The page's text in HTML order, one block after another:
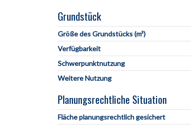
Grundstück
Größe des Grundstücks (m²)
Verfügbarkeit
Schwerpunktnutzung
Weitere Nutzung
Planungsrechtliche Situation
Fläche planungsrechtlich gesichert